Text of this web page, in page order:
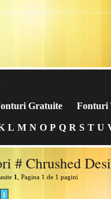
Gratuite Fonturi
L M N O P Q R S T U
# Chrushed
1 , Pagina 1 de 1 pagini
1